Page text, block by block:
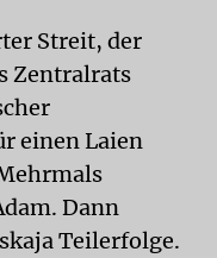
Streit, der
Zentralrats
einen Laien
Dann
Teilerfolge.